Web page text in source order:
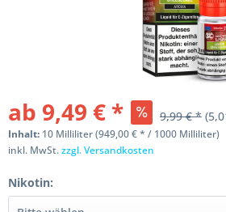
ab 9,49 € * 9,99 € *
Inhalt: 10 Milliliter (949,00 € * / 1000 Milliliter)
inkl. MwSt.zzgl. Versandkosten
Nikotin: